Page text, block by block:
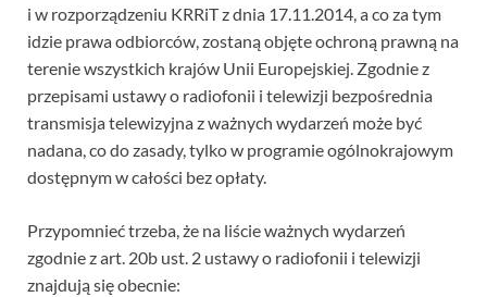
i w rozporządzeniu KRRiT z dnia 17.11.2014, a co za tym
idzie prawa odbiorców, zostaną objęte ochroną prawną na
terenie wszystkich krajów Unii Europejskiej. Zgodnie z
przepisami ustawy o radiofonii i telewizji bezpośrednia
transmisja telewizyjna z ważnych wydarzeń może być
nadana, co do zasady, tylko w programie ogólnokrajowym
dostępnym w całości bez opłaty.
Przypomnieć trzeba, że na liście ważnych wydarzeń
zgodnie z art. 20b ust. 2 ustawy o radiofonii i telewizji
znajdują się obecnie: